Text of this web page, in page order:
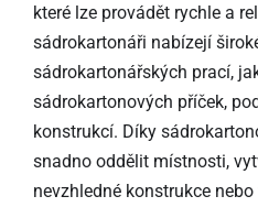
které lze provádět rychle a
sádrokartonáři nabízejí
sádrokartonářských prací,
sádrokartonových příček,
konstrukcí. Díky
snadno oddělit místnosti,
nevzhledné konstrukce